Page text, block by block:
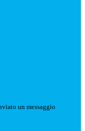
un messaggio